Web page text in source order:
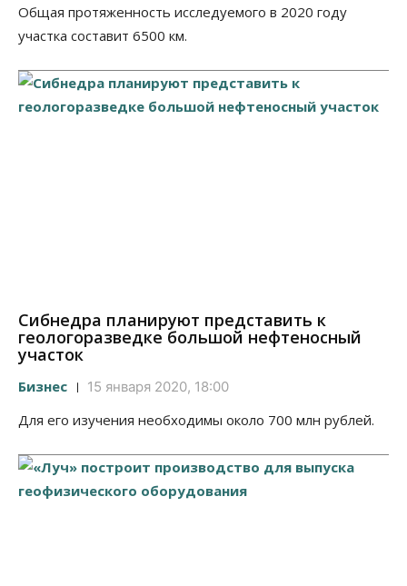
Общая протяженность исследуемого в 2020 году
участка составит 6500 км.
Сибнедра планируют представить к
геологоразведке большой нефтеносный
участок
Бизнес 15 января 2020, 18:00
Для его изучения необходимы около 700 млн рублей.